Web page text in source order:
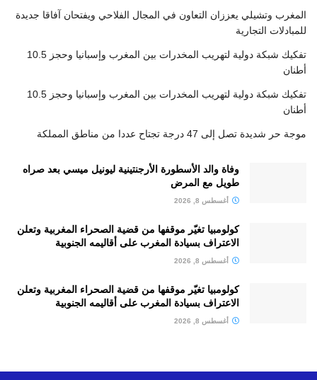
المغرب وتشيلي يعززان التعاون في المجال الفلاحي ويفتحان آفاقا جديدة
للمبادلات التجارية
تفكيك شبكة دولية لتهريب المخدرات بين المغرب وإسبانيا وحجز 10.5
أطنان
تفكيك شبكة دولية لتهريب المخدرات بين المغرب وإسبانيا وحجز 10.5
أطنان
موجة حر شديدة تصل إلى 47 درجة تجتاح عددا من مناطق المملكة
وفاة والد الأسطورة الأرجنتينية ليونيل ميسي بعد صراه
طويل مع المرض
أغسطس 8, 2026
كولومبيا تغيّر موقفها من قضية الصحراء المغربية وتعلن
الاعتراف بسيادة المغرب على أقاليمه الجنوبية
أغسطس 8, 2026
كولومبيا تغيّر موقفها من قضية الصحراء المغربية وتعلن
الاعتراف بسيادة المغرب على أقاليمه الجنوبية
أغسطس 8, 2026